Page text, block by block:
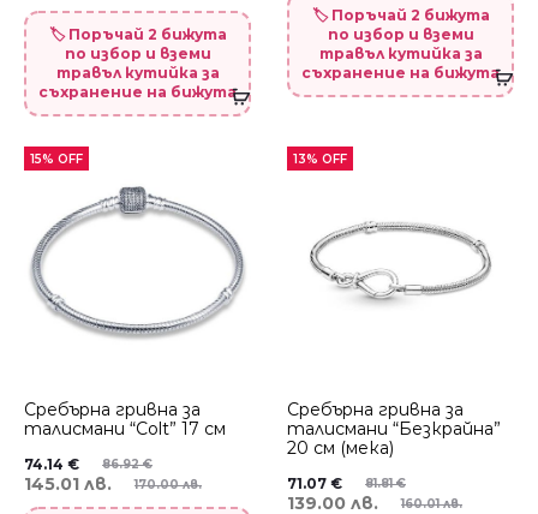
🏷️ Поръчай 2 бижута
по избор и вземи
травъл кутийка за
съхранение на бижута
🏷️ Поръчай 2 бижута
по избор и вземи
травъл кутийка за
съхранение на бижута
15% OFF
Сребърна гривна за
талисмани “Colt” 17 см
86.92€
74.14 €
170.00 лв.
145.01 лв.
13% OFF
Сребърна гривна за
талисмани “Безкрайна”
20 см (мека)
81.81€
71.07 €
160.01 лв.
139.00 лв.